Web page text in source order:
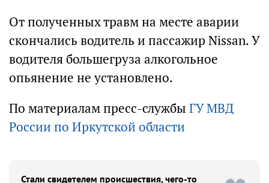
От полученных травм на месте аварии
скончались водитель и пассажир Nissan. У
водителя большегруза алкогольное
опьянение не установлено.
По материалам пресс-службы ГУ МВД
России по Иркутской области
Стали свидетелем происшествия, чего-то